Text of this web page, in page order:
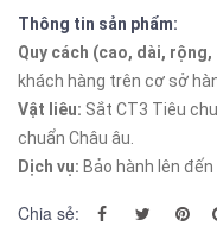
Thông tin sản phẩm:
Quy cách (cao, dài,
khách hàng trên cơ sở
Vật liêu: Sắt CT3 Tiêu
chuẩn Châu âu.
Dịch vụ: Bảo hành lên
Chia sẻ: